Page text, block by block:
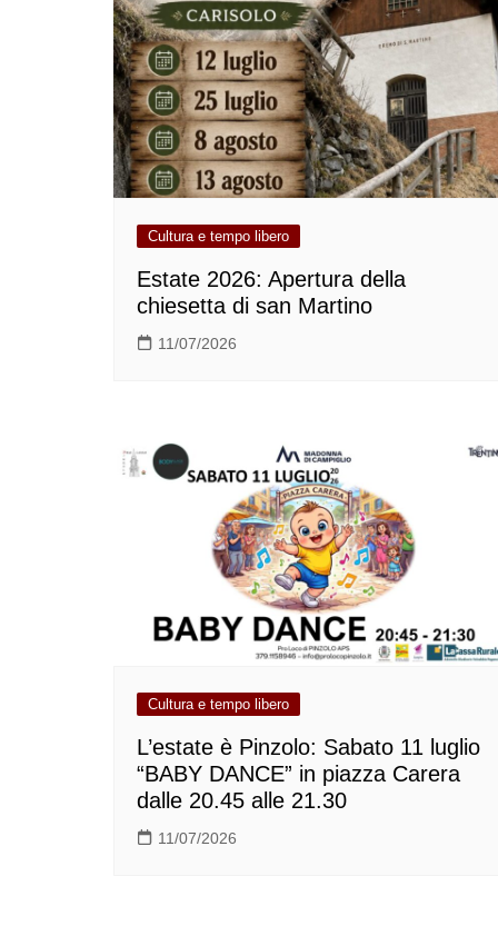
Cultura e tempo libero
Estate 2026: Apertura della
chiesetta di san Martino
11/07/2026
Cultura e tempo libero
L’estate è Pinzolo: Sabato 11 luglio
“BABY DANCE” in piazza Carera
dalle 20.45 alle 21.30
11/07/2026